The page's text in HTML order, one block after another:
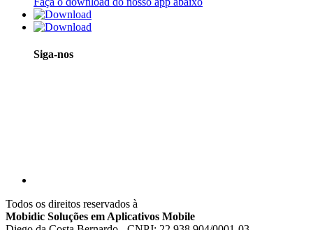
Siga-nos
Todos os direitos reservados à
Mobidic Soluções em Aplicativos Mobile